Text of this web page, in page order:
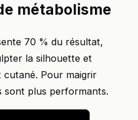
métabolisme
70 % du résultat,
la silhouette et
cutané. Pour maigrir
sont plus performants.